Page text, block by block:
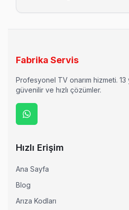
Fabrika Servis
Profesyonel TV onarım hizmeti. 13
güvenilir ve hızlı çözümler.
Hızlı Erişim
Ana Sayfa
Blog
Arıza Kodları